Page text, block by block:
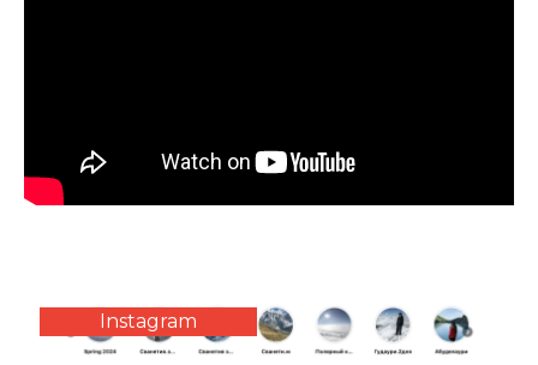
Instagram